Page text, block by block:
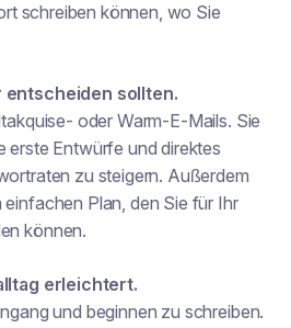
schreiben können, wo Sie
entscheiden sollten.
oder Warm-E-Mails. Sie
erste Entwürfe und direktes
zu steigern. Außerdem
Plan, den Sie für Ihr
können.
erleichtert.
und beginnen zu schreiben.